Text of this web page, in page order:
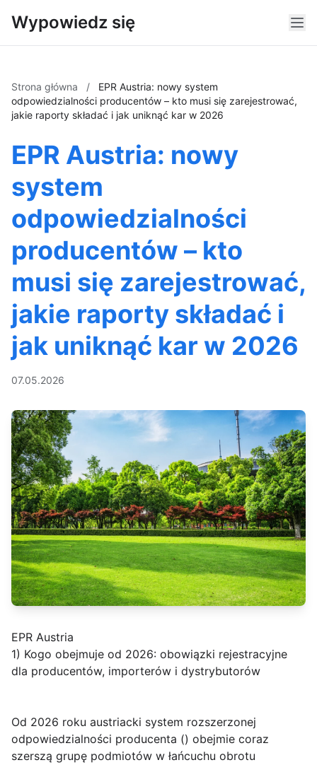
Wypowiedz się
Strona główna /
EPR Austria: nowy system
odpowiedzialności producentów – kto musi się zarejestrować,
jakie raporty składać i jak uniknąć kar w 2026
EPR Austria: nowy
system
odpowiedzialności
producentów – kto
musi się zarejestrować,
jakie raporty składać i
jak uniknąć kar w 2026
07.05.2026
EPR Austria
1) Kogo obejmuje od 2026: obowiązki rejestracyjne
dla producentów, importerów i dystrybutorów
Od 2026 roku austriacki system rozszerzonej
odpowiedzialności producenta () obejmie coraz
szerszą grupę podmiotów w łańcuchu obrotu